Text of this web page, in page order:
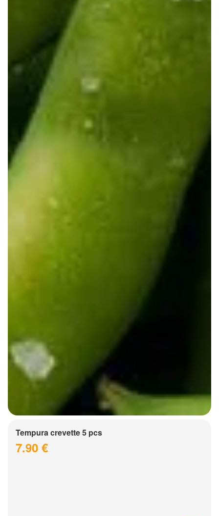
Tempura crevette 5 pcs
7.90 €